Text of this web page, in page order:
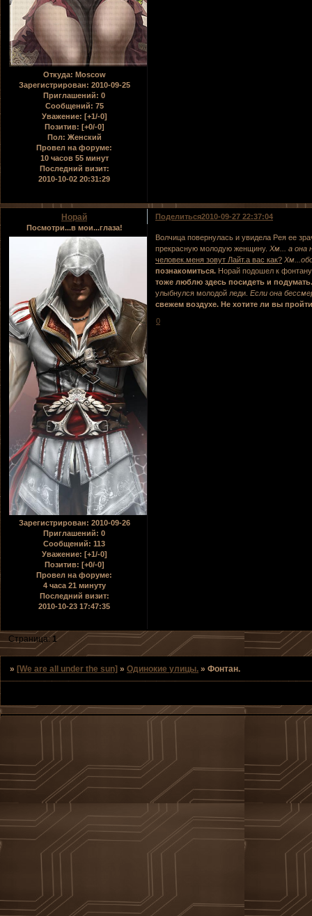
Откуда: Moscow
Зарегистрирован: 2010-09-25
Приглашений: 0
Сообщений: 75
Уважение: [+1/-0]
Позитив: [+0/-0]
Пол: Женский
Провел на форуме:
10 часов 55 минут
Последний визит:
2010-10-02 20:31:29
Поделиться2010-09-27 22:37:04
Норай
Посмотри...в мои...глаза!
Зарегистрирован: 2010-09-26
Приглашений: 0
Сообщений: 113
Уважение: [+1/-0]
Позитив: [+0/-0]
Провел на форуме:
4 часа 21 минуту
Последний визит:
2010-10-23 17:47:35
Волчица повернулась и увидела Рея ее
прекрасную молодую женщину. Хм... а она
человек.меня зовут Лайт.а вас как?
познакомиться. Норай подошел к
тоже люблю здесь посидеть и
улыбнулся молодой леди.Если она
свежем воздухе. Не хотите ли вы
0
Страница:1
» [We are all under the sun] »Одинокие улицы. »Фонтан.